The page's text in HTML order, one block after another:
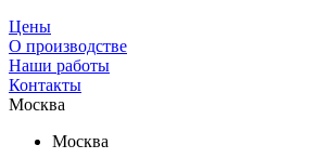
Цены
О производстве
Наши работы
Контакты
Москва
Москва